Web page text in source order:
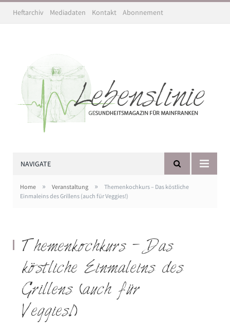
Heftarchiv Mediadaten Kontakt Abonnement
NAVIGATE
Home » Veranstaltung »
Themenkochkurs – Das köstliche
Einmaleins des Grillens (auch für Veggies!)
Themenkochkurs – Das
köstliche Einmaleins des
Grillens (auch für
Veggies!)